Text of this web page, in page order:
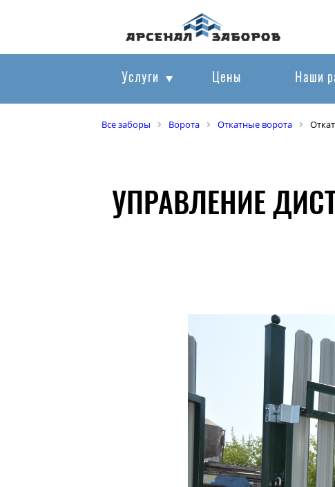
Услуги Цены Наши
Все заборы Ворота Откатные ворота
УПРАВЛЕНИЕ